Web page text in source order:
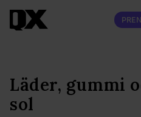
Läder, gummi
sol